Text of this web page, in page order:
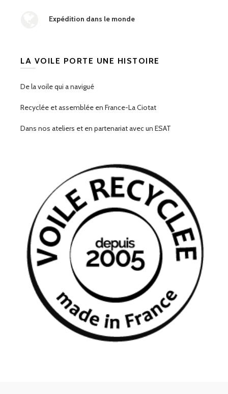
Expédition dans le monde
LA VOILE PORTE UNE HISTOIRE
De la voile qui a navigué
Recyclée et assemblée en France-La Ciotat
Dans nos ateliers et en partenariat avec un ESAT